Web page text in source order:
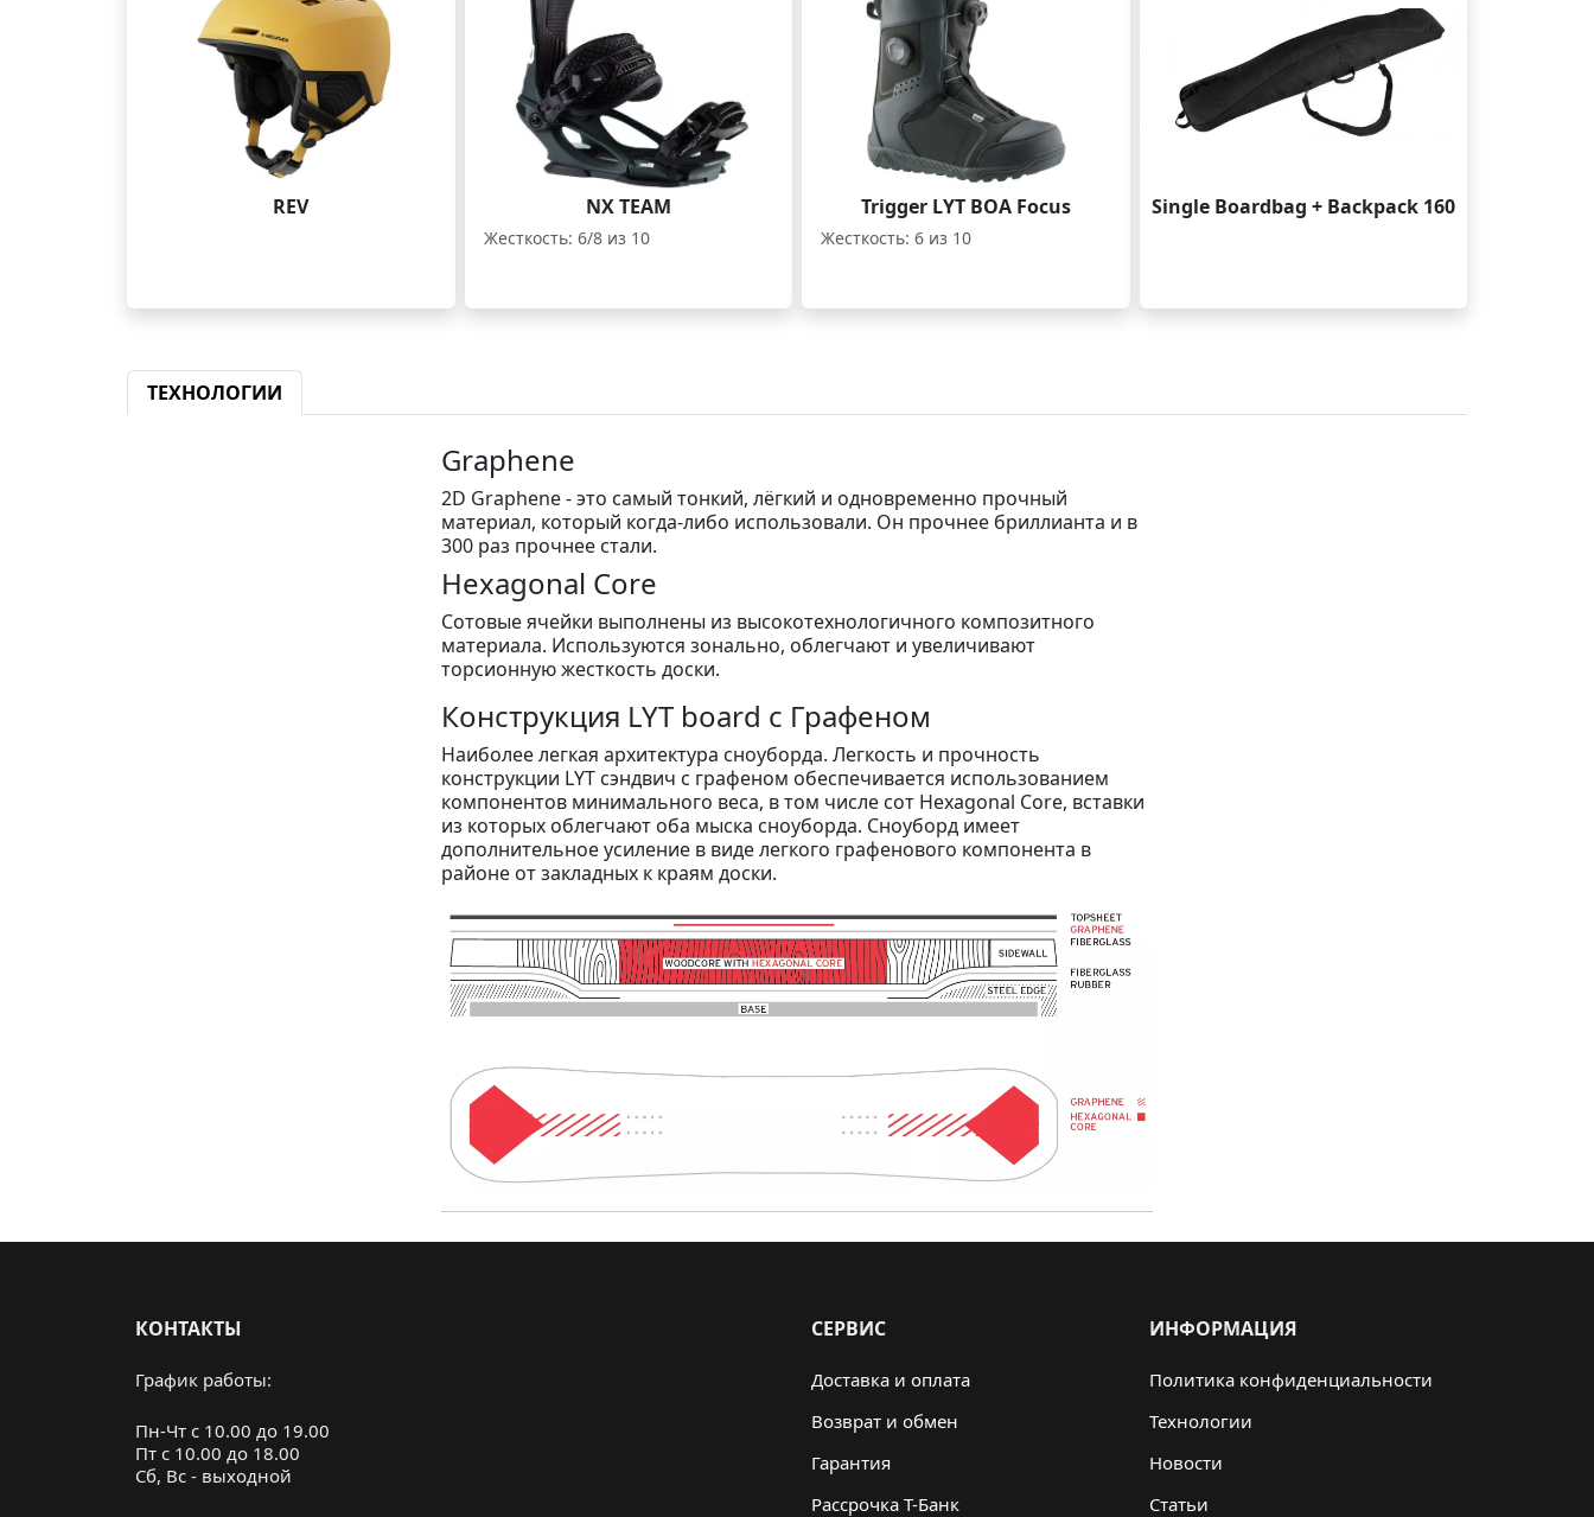
REV NX TEAM
Жесткость: 6/8 из 10
Trigger LYT BOA Focus
Жесткость: 6 из 10
Single Boardbag + Backpack 160
ТЕХНОЛОГИИ
Graphene
2D Graphene - это самый тонкий, лёгкий и одновременно прочный
материал, который когда-либо использовали. Он прочнее бриллианта и в
300 раз прочнее стали.
Hexagonal Core
Сотовые ячейки выполнены из высокотехнологичного композитного
материала. Используются зонально, облегчают и увеличивают
торсионную жесткость доски.
Конструкция LYT board с Графеном
Наиболее легкая архитектура сноуборда. Легкость и прочность
конструкции LYT сэндвич с графеном обеспечивается использованием
компонентов минимального веса, в том числе сот Hexagonal Core, вставки
из которых облегчают оба мыска сноуборда. Сноуборд имеет
дополнительное усиление в виде легкого графенового компонента в
районе от закладных к краям доски.
КОНТАКТЫ
График работы:
Пн-Чт с 10.00 до 19.00
Пт с 10.00 до 18.00
Cб, Вс - выходной
СЕРВИС
Доставка и оплата
Возврат и обмен
Гарантия
Рассрочка Т-Банк
ИНФОРМАЦИЯ
Политика конфиденциальности
Технологии
Новости
Статьи